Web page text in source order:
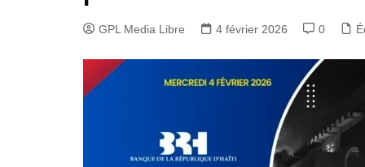
GPL Media Libre 4 février 2026 0